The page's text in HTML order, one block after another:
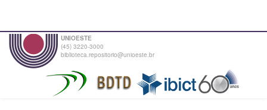
UNIOESTE
(45) 3220-3000
biblioteca.repositorio@unioeste.br